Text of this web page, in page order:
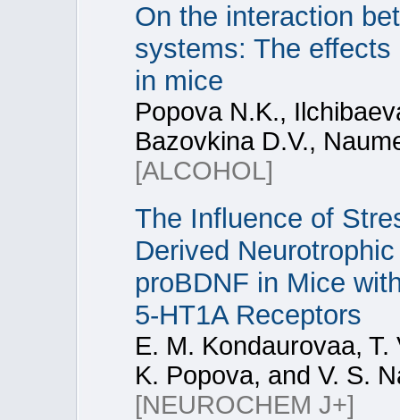
On the interaction
systems: The
in mice
Popova N.K.,
Bazovkina D.V.,
[ALCOHOL]
The Influence of
Derived
proBDNF in Mice
5-HT1A Receptors
E. M. Kondaurovaa, T.
K. Popova, and V. S.
[NEUROCHEM J+]